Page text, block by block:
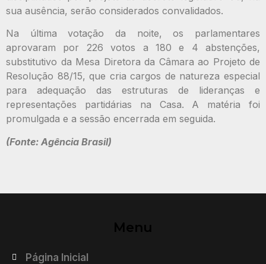
sua ausência, serão considerados convalidados.
Na última votação da noite, os parlamentares
aprovaram por 226 votos a 180 e 4 abstenções,
substitutivo da Mesa Diretora da Câmara ao Projeto de
Resolução 88/15, que cria cargos de natureza especial
para adequação das estruturas de lideranças e
representações partidárias na Casa. A matéria foi
promulgada e a sessão encerrada em seguida.
(Fonte: Agência Brasil)
Menu
Página Inicial